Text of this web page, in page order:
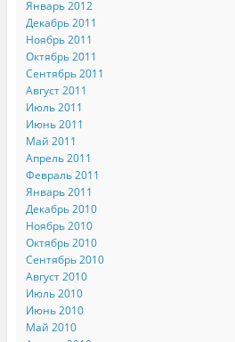
Январь 2012
Декабрь 2011
Ноябрь 2011
Октябрь 2011
Сентябрь 2011
Август 2011
Июль 2011
Июнь 2011
Май 2011
Апрель 2011
Февраль 2011
Январь 2011
Декабрь 2010
Ноябрь 2010
Октябрь 2010
Сентябрь 2010
Август 2010
Июль 2010
Июнь 2010
Май 2010